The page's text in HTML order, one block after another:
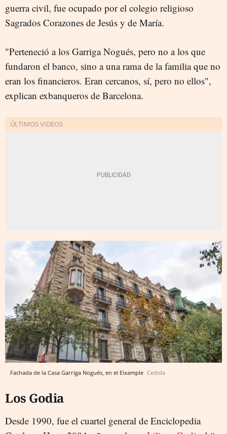
guerra civil, fue ocupado por el colegio religioso
Sagrados Corazones de Jesús y de María.
"Perteneció a los Garriga Nogués, pero no a los que
fundaron el banco, sino a una rama de la familia que no
eran los financieros. Eran cercanos, sí, pero no ellos",
explican exbanqueros de Barcelona.
Fachada de la Casa Garriga Nogués, en el Eixample Cedida
Los Godia
Desde 1990, fue el cuartel general de Enciclopedia